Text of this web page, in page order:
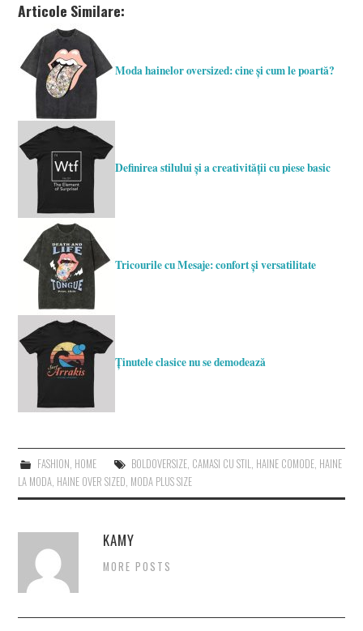
Articole Similare:
Moda hainelor oversized: cine și cum le poartă?
Definirea stilului și a creativității cu piese basic
Tricourile cu Mesaje: confort și versatilitate
Ținutele clasice nu se demodează
FASHION, HOME BOLDOVERSIZE, CAMASI CU STIL, HAINE COMODE, HAINE
LA MODA, HAINE OVER SIZED, MODA PLUS SIZE
KAMY
MORE POSTS